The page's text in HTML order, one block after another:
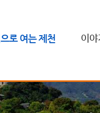
로 여는 제천 이